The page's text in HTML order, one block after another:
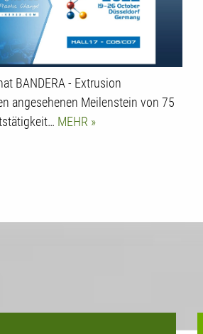
BANDERA - Extrusion
angesehenen Meilenstein von 75
MEHR